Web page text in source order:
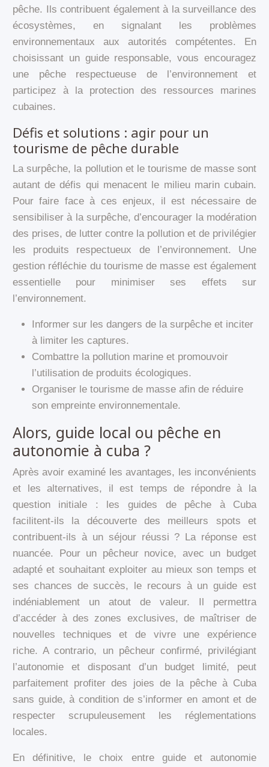
pêche. Ils contribuent également à la surveillance des
écosystèmes, en signalant les problèmes
environnementaux aux autorités compétentes. En
choisissant un guide responsable, vous encouragez
une pêche respectueuse de l’environnement et
participez à la protection des ressources marines
cubaines.
Défis et solutions : agir pour un
tourisme de pêche durable
La surpêche, la pollution et le tourisme de masse sont
autant de défis qui menacent le milieu marin cubain.
Pour faire face à ces enjeux, il est nécessaire de
sensibiliser à la surpêche, d’encourager la modération
des prises, de lutter contre la pollution et de privilégier
les produits respectueux de l’environnement. Une
gestion réfléchie du tourisme de masse est également
essentielle pour minimiser ses effets sur
l’environnement.
Informer sur les dangers de la surpêche et inciter
à limiter les captures.
Combattre la pollution marine et promouvoir
l’utilisation de produits écologiques.
Organiser le tourisme de masse afin de réduire
son empreinte environnementale.
Alors, guide local ou pêche en
autonomie à cuba ?
Après avoir examiné les avantages, les inconvénients
et les alternatives, il est temps de répondre à la
question initiale : les guides de pêche à Cuba
facilitent-ils la découverte des meilleurs spots et
contribuent-ils à un séjour réussi ? La réponse est
nuancée. Pour un pêcheur novice, avec un budget
adapté et souhaitant exploiter au mieux son temps et
ses chances de succès, le recours à un guide est
indéniablement un atout de valeur. Il permettra
d’accéder à des zones exclusives, de maîtriser de
nouvelles techniques et de vivre une expérience
riche. A contrario, un pêcheur confirmé, privilégiant
l’autonomie et disposant d’un budget limité, peut
parfaitement profiter des joies de la pêche à Cuba
sans guide, à condition de s’informer en amont et de
respecter scrupuleusement les réglementations
locales.
En définitive, le choix entre guide et autonomie